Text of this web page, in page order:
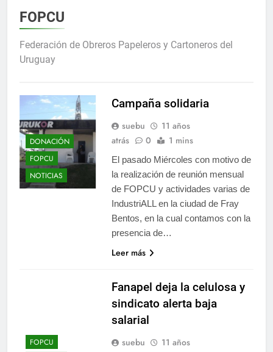
FOPCU
Federación de Obreros Papeleros y Cartoneros del
Uruguay
DONACIÓN
FOPCU
NOTICIAS
Campaña solidaria
suebu
11 años
atrás
0 1 mins
El pasado Miércoles con motivo de
la realización de reunión mensual
de FOPCU y actividades varias de
IndustriALL en la ciudad de Fray
Bentos, en la cual contamos con la
presencia de…
Leer más
FOPCU
Fanapel deja la celulosa y
sindicato alerta baja
salarial
suebu
11 años